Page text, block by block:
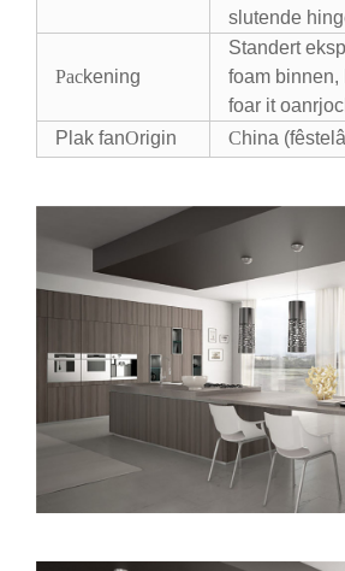
slutende
Packening
Standert
foam binnen,
foar it
Plak fanOrigin China